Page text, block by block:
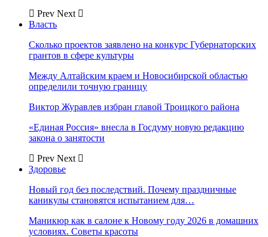
Prev Next
Власть
Сколько проектов заявлено на конкурс Губернаторских
грантов в сфере культуры
Между Алтайским краем и Новосибирской областью
определили точную границу
Виктор Журавлев избран главой Троицкого района
«Единая Россия» внесла в Госдуму новую редакцию
закона о занятости
Prev Next
Здоровье
Новый год без последствий. Почему праздничные
каникулы становятся испытанием для…
Маникюр как в салоне к Новому году 2026 в домашних
условиях. Советы красоты